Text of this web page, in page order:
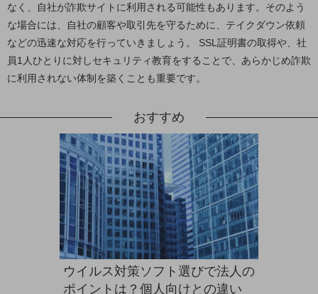
地域からの発表
重要なお知らせ
お知らせ
社外からの評価実績
サステナビリティTOP
NTTドコモビジネスグループのサステナビリティ
サステナビリティ基本方針
サステナビリティレポート
ダイバーシティ
経営情報TOP
なく、自社が詐欺サイトに利用される可能性もあります。そのよう
な場合には、自社の顧客や取引先を守るために、テイクダウン依頼
などの迅速な対応を行っていきましょう。 SSL証明書の取得や、社
員1人ひとりに対しセキュリティ教育をすることで、あらかじめ詐欺
に利用されない体制を築くことも重要です。
おすすめ
ウイルス対策ソフト選びで法人の
ポイントは？個人向けとの違い